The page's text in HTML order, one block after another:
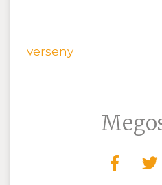
verseny